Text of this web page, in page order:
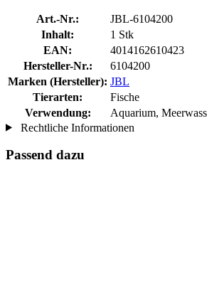
Art.-Nr.:
JBL-6104200
Inhalt:
1 Stk
EAN:
4014162610423
Hersteller-Nr.:
6104200
Marken (Hersteller): JBL
Tierarten:
Fische
Verwendung:
Aquarium,
Rechtliche Informationen
Passend dazu